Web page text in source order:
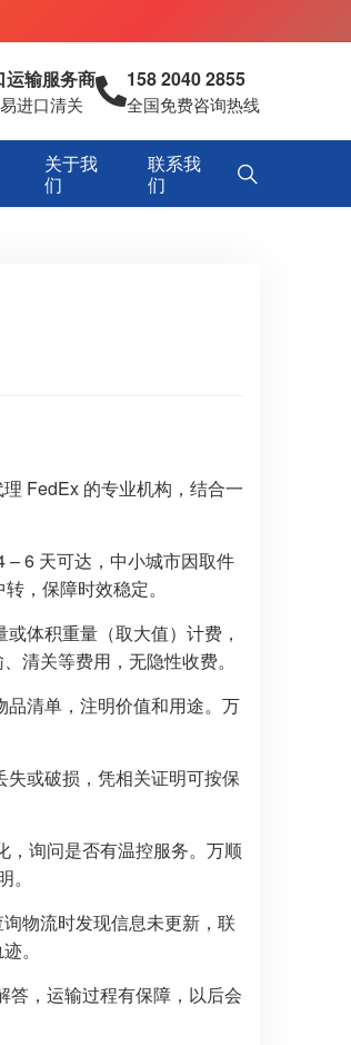
运输服务商
进口清关
158 2040 2855
全国免费咨询热线
关于我
们
联系我
们
FedEx 的专业机构，结合一
– 6 天可达，中小城市因取件
，保障时效稳定。
体积重量（取大值）计费，
清关等费用，无隐性收费。
清单，注明价值和用途。万
或破损，凭相关证明可按保
，询问是否有温控服务。万顺
物流时发现信息未更新，联
。
答，运输过程有保障，以后会